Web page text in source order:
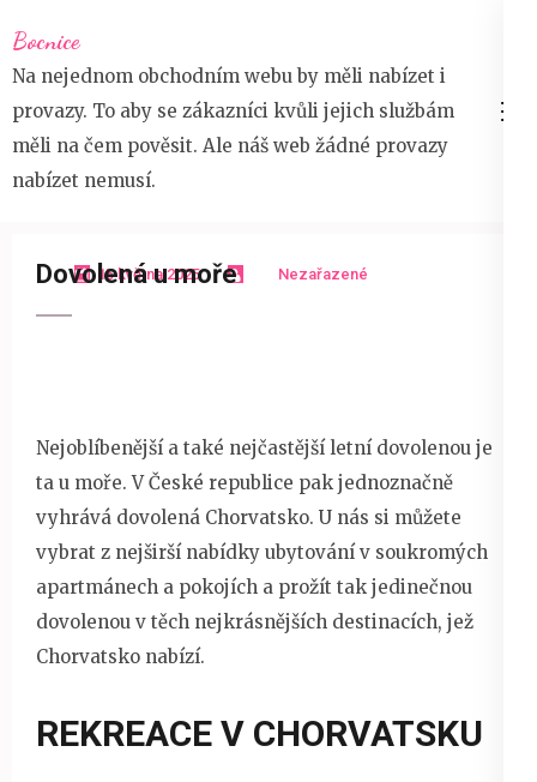
na
obsah
(stiskněte
Enter)
Bocnice
Na nejednom obchodním webu by měli nabízet i
provazy. To aby se zákazníci kvůli jejich službám
měli na čem pověsit. Ale náš web žádné provazy
nabízet nemusí.
15 května 2025 Nezařazené
Dovolená u moře
Nejoblíbenější a také nejčastější letní dovolenou je
ta u moře. V České republice pak jednoznačně
vyhrává dovolená Chorvatsko. U nás si můžete
vybrat z nejširší nabídky ubytování v soukromých
apartmánech a pokojích a prožít tak jedinečnou
dovolenou v těch nejkrásnějších destinacích, jež
Chorvatsko nabízí.
REKREACE V CHORVATSKU